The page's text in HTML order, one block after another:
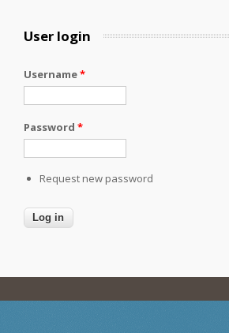
User login
Username*
Password *
Request new password